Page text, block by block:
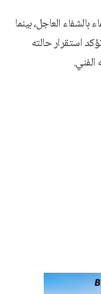
العاجل، بينما
استقرار حالته